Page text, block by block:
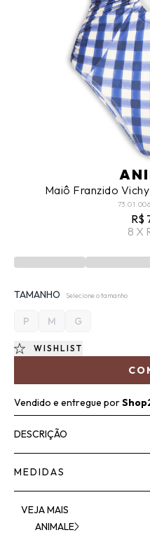
Maiô Franzido
R$
8 X
TAMANHO Selecione o tamanho
P M G
WISHLIST
Vendido e entregue por
DESCRIÇÃO
MEDIDAS
VEJA MAIS
ANIMALE